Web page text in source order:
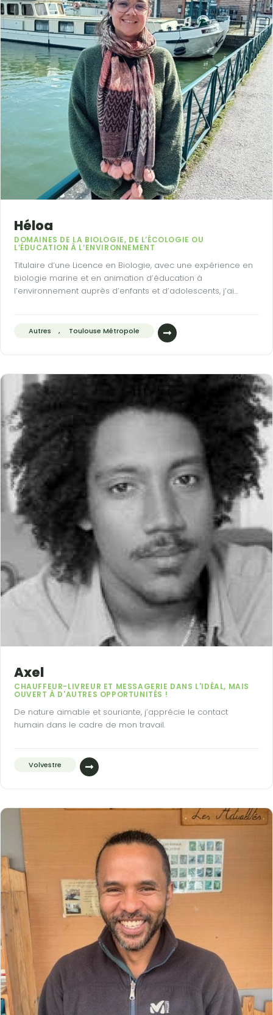
Héloa
DOMAINES DE LA BIOLOGIE, DE L’ÉCOLOGIE OU
L’ÉDUCATION À L’ENVIRONNEMENT
Titulaire d’une Licence en Biologie, avec une expérience en
biologie marine et en animation d’éducation à
l’environnement auprès d’enfants et d’adolescents, j’ai
vulgarisation auprès de publics variés.
Autres , Toulouse Métropole
Axel
CHAUFFEUR-LIVREUR ET MESSAGERIE DANS L'IDÉAL, MAIS
OUVERT À D'AUTRES OPPORTUNITÉS !
De nature aimable et souriante, j’apprécie le contact
humain dans le cadre de mon travail.
Volvestre